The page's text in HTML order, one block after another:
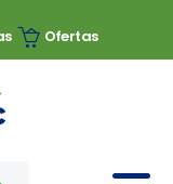
Ofertas